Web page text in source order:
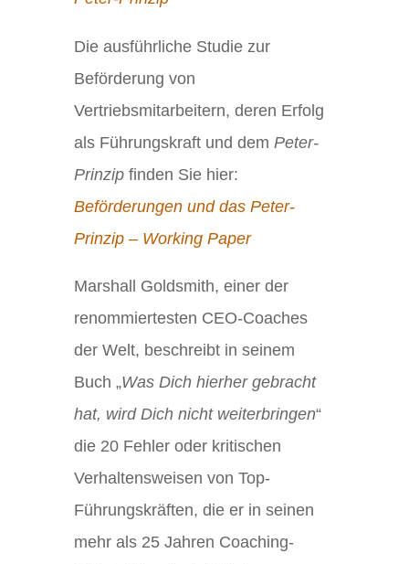
Die ausführliche Studie zur
Beförderung von
Vertriebsmitarbeitern, deren Erfolg
als Führungskraft und dem Peter-
Prinzipfinden Sie hier:
Beförderungen und das Peter-
Prinzip – Working Paper
Marshall Goldsmith, einer der
renommiertesten CEO-Coaches
der Welt, beschreibt in seinem
Buch „Was Dich hierher gebracht
hat, wird Dich nicht weiterbringen“
die 20 Fehler oder kritischen
Verhaltensweisen von Top-
Führungskräften, die er in seinen
mehr als 25 Jahren Coaching-